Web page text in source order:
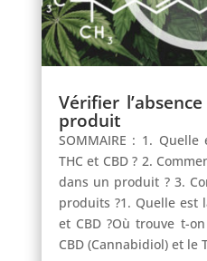
Vérifier
produit
SOMMAIRE : 1.
THC et CBD ? 2.
dans un produit ? 3.
produits ?1. Quelle est
et CBD ?Où trouve t-
CBD (Cannabidiol) et le